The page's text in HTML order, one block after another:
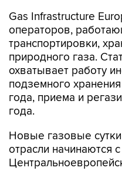
Gas Infrastructure
операторов,
транспортировки,
природного газа.
охватывает работу
подземного
года, приема и
года.
Новые газовые
отрасли начинаются